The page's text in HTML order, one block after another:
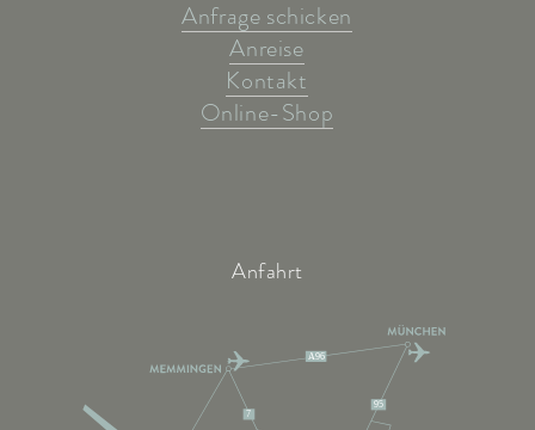
Anfrage schicken
Anreise
Kontakt
Online-Shop
Anfahrt
A96
95
7